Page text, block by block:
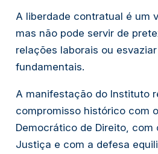
A liberdade contratual é um
mas não pode servir de
relações laborais ou
fundamentais.
A manifestação do Instituto
compromisso histórico com
Democrático de Direito, com
Justiça e com a defesa